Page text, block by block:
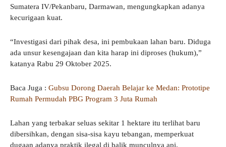
Sumatera IV/Pekanbaru, Darmawan, mengungkapkan adanya
kecurigaan kuat.
“Investigasi dari pihak desa, ini pembukaan lahan baru. Diduga
ada unsur kesengajaan dan kita harap ini diproses (hukum),”
katanya Rabu 29 Oktober 2025.
Baca Juga : Gubsu Dorong Daerah Belajar ke Medan: Prototipe
Rumah Permudah PBG Program 3 Juta Rumah
Lahan yang terbakar seluas sekitar 1 hektare itu terlihat baru
dibersihkan, dengan sisa-sisa kayu tebangan, memperkuat
dugaan adanya praktik ilegal di balik munculnya api.